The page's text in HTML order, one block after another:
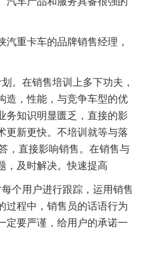
重卡车的品牌销售经理，
在销售培训上多下功夫，
造，性能，与竞争车型的优
务知识明显匮乏，直接的影
更新更快。不培训就等与落
，直接影响销售。在销售与
，及时解决。快速提高
用户进行跟踪，运用销售
过程中，销售员的话语行为
定要严谨，给用户的承诺一